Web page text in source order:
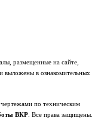
размещенные на сайте,
выложены в ознакомительных
по техническим
ВКР. Все права защищены.